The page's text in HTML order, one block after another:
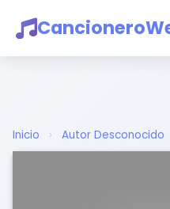
Inicio › Autor Desconocido